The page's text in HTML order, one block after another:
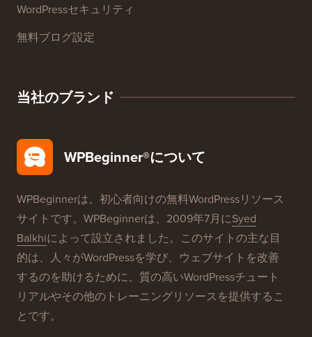
WordPressセキュリティ
無料ブログ設定
当社のブランド
WPBeginner®について
WPBeginnerは、初心者向けの無料WordPressリソース
サイトです。WPBeginnerは、2009年7月にSyed
Balkhiによって設立されました。このサイトの主な目
的は、人々がWordPressを学び、ウェブサイトを改善
するのを助けるために、質の高いWordPressチュート
リアルやその他のトレーニングリソースを提供するこ
とです。